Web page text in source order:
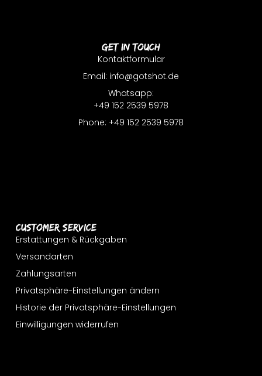
Customer Service
Erstattungen & Rückgaben
Versandarten
Zahlungsarten
Privatsphäre-Einstellungen ändern
Historie der Privatsphäre-Einstellungen
Einwilligungen widerrufen
Get In Touch
Kontaktformular
Email: info@gotshot.de
Whatsapp:
+49 152 2539 5978
Phone: +49 152 2539 5978